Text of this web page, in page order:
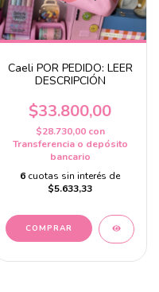
Caeli POR PEDIDO: LEER
DESCRIPCIÓN
$33.800,00
$28.730,00 con
Transferencia o depósito
bancario
6 cuotas sin interés de
$5.633,33